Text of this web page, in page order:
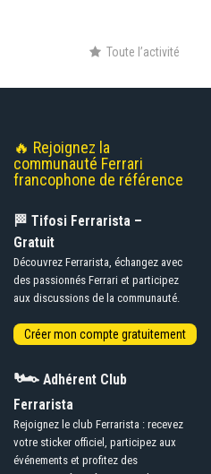
Toute l’activité
🔥 Rejoignez la
communauté Ferrari
francophone de référence
🏁 Tifosi Ferrarista –
Gratuit
Découvrez Ferrarista, échangez avec
des passionnés Ferrari et participez
aux discussions de la communauté.
🏎️Adhérent Club
Ferrarista
Rejoignez le club Ferrarista : recevez
votre sticker officiel, participez aux
événements et profitez des